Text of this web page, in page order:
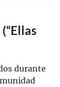
durante